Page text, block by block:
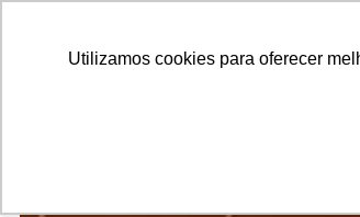
Utilizamos cookies para oferecer